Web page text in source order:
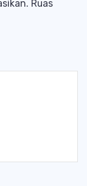
Ruas